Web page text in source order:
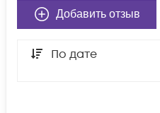
Добавить отзыв
По дате